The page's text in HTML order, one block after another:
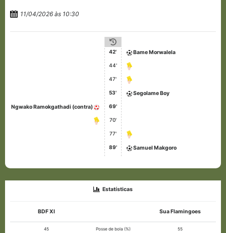
11/04/2026 às 10:30
42' Bame Morwalela
44'
47'
53' Segolame Boy
Ngwako Ramokgathadi (contra) 69'
70'
77'
89' Samuel Makgoro
Estatísticas
BDF XI Sua Flamingoes
45 Posse de bola (%) 55